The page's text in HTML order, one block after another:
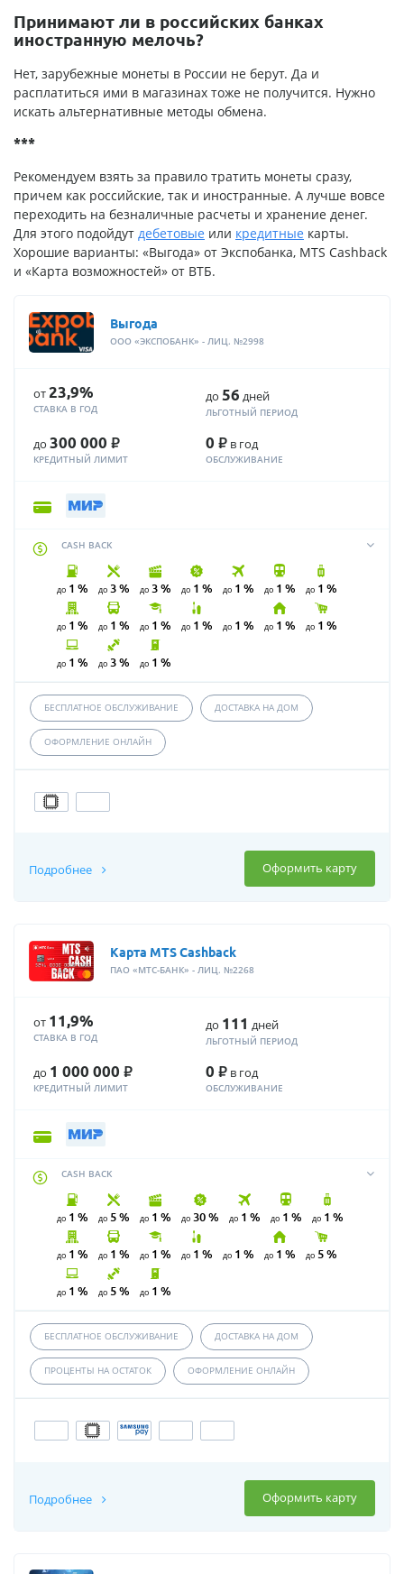
Принимают ли в российских банках
иностранную мелочь?
Нет, зарубежные монеты в России не берут. Да и
расплатиться ими в магазинах тоже не получится. Нужно
искать альтернативные методы обмена.
***
Рекомендуем взять за правило тратить монеты сразу,
причем как российские, так и иностранные. А лучше вовсе
переходить на безналичные расчеты и хранение денег.
Для этого подойдут дебетовые или кредитные карты.
Хорошие варианты: «Выгода» от Экспобанка, MTS Cashback
и «Карта возможностей» от ВТБ.
Выгода
ООО «ЭКСПОБАНК» - ЛИЦ. №2998
от23,9%
СТАВКА В ГОД
до 56 дней
ЛЬГОТНЫЙ ПЕРИОД
до 300 000 Р
КРЕДИТНЫЙ ЛИМИТ
0 Р в год
ОБСЛУЖИВАНИЕ
CASH BACK
до 1 % до 3 % до 3 % до 1 % до 1 % до 1 % до 1 %
до 1 % до 1 % до 1 % до 1 % до 1 % до 1 % до 1 %
до 1 % до 3 % до 1 %
БЕСПЛАТНОЕ ОБСЛУЖИВАНИЕ ДОСТАВКА НА ДОМ
ОФОРМЛЕНИЕ ОНЛАЙН
Оформить карту
Подробнее
Карта MTS Cashback
ПАО «МТС-БАНК» - ЛИЦ. №2268
от 11,9%
СТАВКА В ГОД
до 111 дней
ЛЬГОТНЫЙ ПЕРИОД
до 1 000 000 Р
КРЕДИТНЫЙ ЛИМИТ
0 Р в год
ОБСЛУЖИВАНИЕ
CASH BACK
до 1 % до 5 % до 1 % до 30 % до 1 % до 1 % до 1 %
до 1 % до 1 % до 1 % до 1 % до 1 % до 1 % до 5 %
до 1 % до 5 % до 1 %
БЕСПЛАТНОЕ ОБСЛУЖИВАНИЕ ДОСТАВКА НА ДОМ
ПРОЦЕНТЫ НА ОСТАТОК ОФОРМЛЕНИЕ ОНЛАЙН
Оформить карту
Подробнее